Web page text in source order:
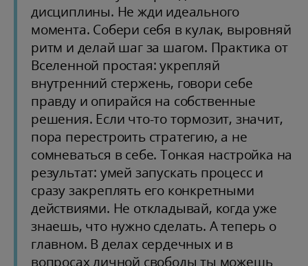
дисциплины. Не жди идеального
момента. Собери себя в кулак, выровняй
ритм и делай шаг за шагом. Практика от
Вселенной простая: укрепляй
внутренний стержень, говори себе
правду и опирайся на собственные
решения. Если что-то тормозит, значит,
пора перестроить стратегию, а не
сомневаться в себе. Тонкая настройка на
результат: умей запускать процесс и
сразу закреплять его конкретными
действиями. Не откладывай, когда уже
знаешь, что нужно сделать. А теперь о
главном. В делах сердечных и в
вопросах личной свободы ты можешь